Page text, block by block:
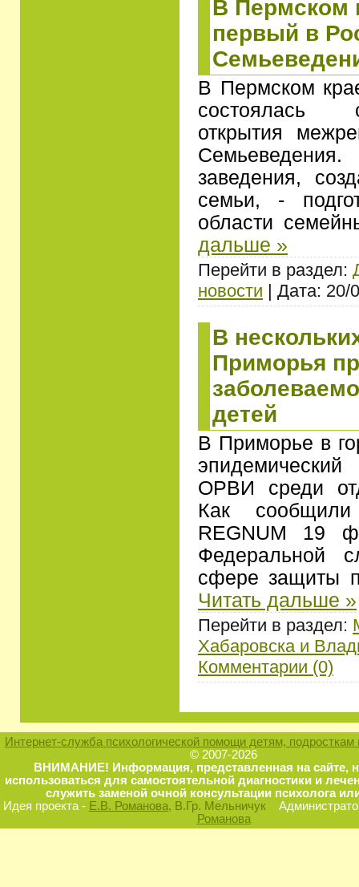
В Пермском
первый в
В Пермском
состоялась
открытия
Семьеведения.
заведения,
семьи, -
области
дальше »
Перейти в раздел:
новости | Дата: 20/
В
Приморья
детей
В Приморье в
эпидемический
ОРВИ среди
Как
REGNUM 19
Федеральной
сфере защиты
Читать дальше »
Перейти в раздел:
Хабаровска и
Комментарии (0)
Интернет-служба психологической помощи детям, подросткам
© 2007-2026
ВНИМАНИЕ! Информация, представленная на сайте,
использоваться для самостоятельной диагностики и
служить заменой очной консультации психолога
Идея проекта - Е.В. Романова, В.Гр. Мельничук
Романова